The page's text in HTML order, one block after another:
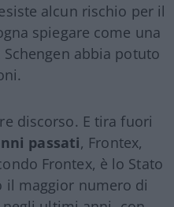
alcun rischio per il
spiegare come una
abbia potuto
discorso. E tira fuori
passati, Frontex,
Frontex, è lo Stato
il maggior numero di